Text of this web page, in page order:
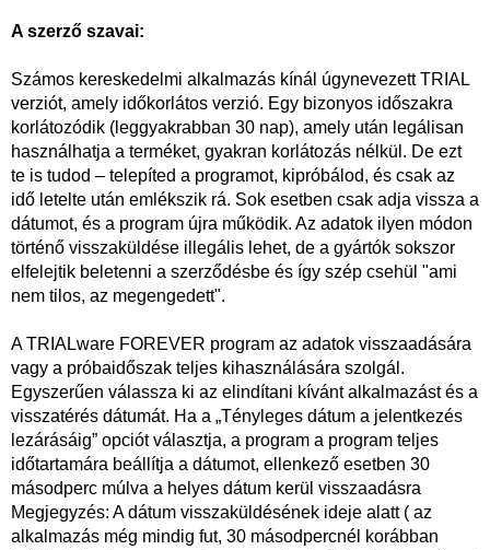
A szerző szavai:
Számos kereskedelmi alkalmazás kínál úgynevezett TRIAL
verziót, amely időkorlátos verzió. Egy bizonyos időszakra
korlátozódik (leggyakrabban 30 nap), amely után legálisan
használhatja a terméket, gyakran korlátozás nélkül. De ezt
te is tudod – telepíted a programot, kipróbálod, és csak az
idő letelte után emlékszik rá. Sok esetben csak adja vissza a
dátumot, és a program újra működik. Az adatok ilyen módon
történő visszaküldése illegális lehet, de a gyártók sokszor
elfelejtik beletenni a szerződésbe és így szép csehül "ami
nem tilos, az megengedett".
A TRIALware FOREVER program az adatok visszaadására
vagy a próbaidőszak teljes kihasználására szolgál.
Egyszerűen válassza ki az elindítani kívánt alkalmazást és a
visszatérés dátumát. Ha a „Tényleges dátum a jelentkezés
lezárásáig” opciót választja, a program a program teljes
időtartamára beállítja a dátumot, ellenkező esetben 30
másodperc múlva a helyes dátum kerül visszaadásra
Megjegyzés: A dátum visszaküldésének ideje alatt ( az
alkalmazás még mindig fut, 30 másodpercnél korábban